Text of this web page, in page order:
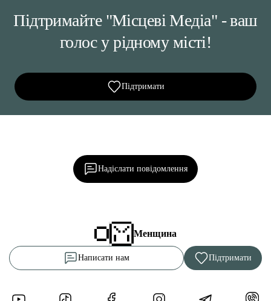
Підтримайте "Місцеві Медіа" - ваш
голос у рідному місті!
Підтримати
Надіслати повідомлення
Менщина
Написати нам Підтримати